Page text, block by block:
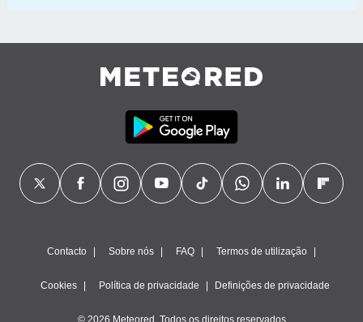
Contacto Sobre nós FAQ Termos de utilização
Cookies Política de privacidade Definições de privacidade
© 2026 Meteored. Todos os direitos reservados